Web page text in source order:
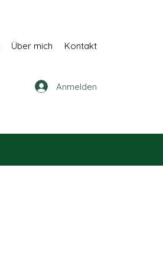
Über mich Kontakt
Anmelden